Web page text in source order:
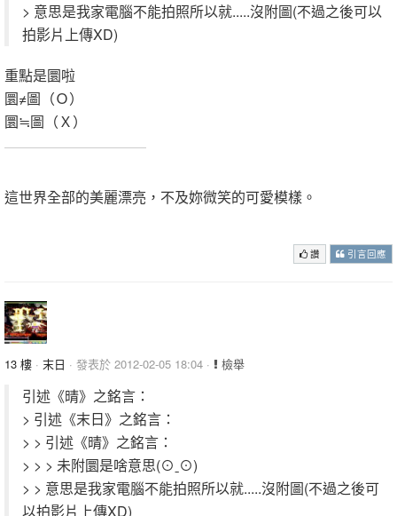
> 意思是我家電腦不能拍照所以就.....沒附圖(不過之後可以
拍影片上傳XD)
重點是圜啦
圜≠圖（Ｏ）
圜≒圖（Ｘ）
這世界全部的美麗漂亮，不及妳微笑的可愛模樣。
讚 引言回應
13 樓 · 末日 · 發表於 2012-02-05 18:04 · 檢舉
引述《晴》之銘言：
> 引述《末日》之銘言：
> > 引述《晴》之銘言：
> > > 未附圜是啥意思(⊙ˍ⊙)
> > 意思是我家電腦不能拍照所以就.....沒附圖(不過之後可
以拍影片上傳XD)